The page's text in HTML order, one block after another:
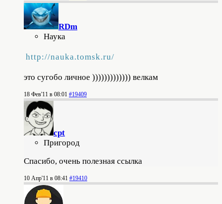
RDm
Наука
http://nauka.tomsk.ru/
это сугобо личное ))))))))))))) велкам
18 Фев'11 в 08:01 #19409
cpt
Пригород
Спасибо, очень полезная ссылка
10 Апр'11 в 08:41 #19410